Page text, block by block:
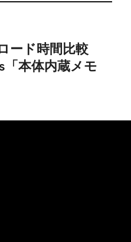
ード時間比較
「本体内蔵メモ